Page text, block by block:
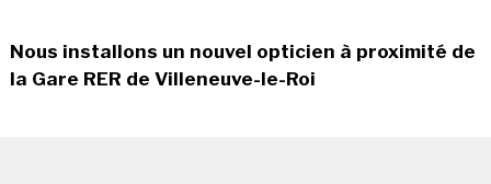
Nous installons un nouvel opticien à proximité de
la Gare RER de Villeneuve-le-Roi